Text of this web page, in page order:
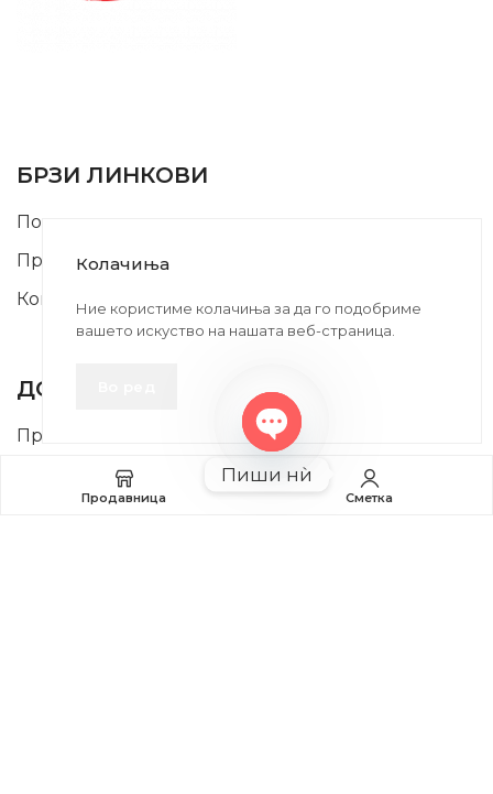
БРЗИ ЛИНКОВИ
Почетна
Производи
Контакт
ДОБРО Е ДА ЗНАЕТЕ
Правила и Услови
Плаќање и Поврат на Средства
Продавница Сметка
Колачиња
Ние користиме колачиња за да го подобриме
вашето искуство на нашата веб-страница.
Пиши нѝ
Open
chaty